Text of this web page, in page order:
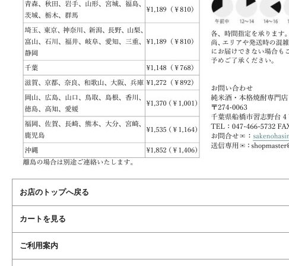
お店のトップへ戻る
カートを見る
ご利用案内